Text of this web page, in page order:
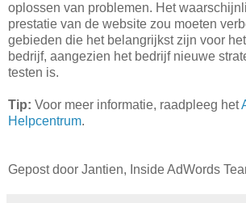
oplossen van problemen. Het
prestatie van de website zou moeten
gebieden die het belangrijkst zijn voor
bedrijf, aangezien het bedrijf nieuwe
testen is.
Tip: Voor meer informatie, raadpleeg het
Helpcentrum.
Gepost door Jantien, Inside AdWords